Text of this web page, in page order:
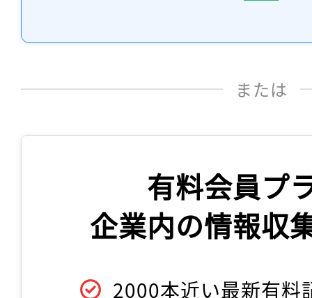
または
有料会員プ
企業内の情報収
2000本近い最新有料